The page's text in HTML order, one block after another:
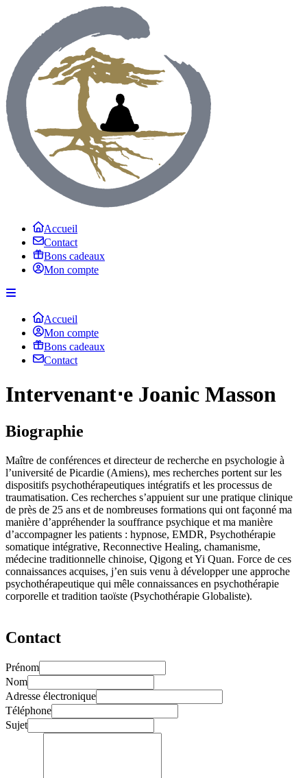
Accueil
Contact
Bons cadeaux
Mon compte
Accueil
Mon compte
Bons cadeaux
Contact
Intervenant⋅e Joanic Masson
Biographie
Maître de conférences et directeur de recherche en psychologie à
l’université de Picardie (Amiens), mes recherches portent sur les
dispositifs psychothérapeutiques intégratifs et les processus de
traumatisation. Ces recherches s’appuient sur une pratique clinique
de près de 25 ans et de nombreuses formations qui ont façonné ma
manière d’appréhender la souffrance psychique et ma manière
d’accompagner les patients : hypnose, EMDR, Psychothérapie
somatique intégrative, Reconnective Healing, chamanisme,
médecine traditionnelle chinoise, Qigong et Yi Quan. Force de ces
connaissances acquises, j’en suis venu à développer une approche
psychothérapeutique qui mêle connaissances en psychothérapie
corporelle et tradition taoïste (Psychothérapie Globaliste).
Contact
Prénom
Nom
Adresse électronique
Téléphone
Sujet